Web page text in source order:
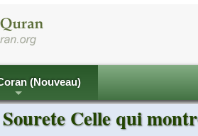
+
(Nouveau)
Celle qui